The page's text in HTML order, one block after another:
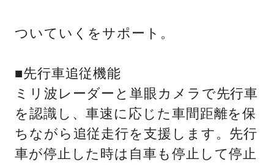
ついていくをサポート。
■先行車追従機能
ミリ波レーダーと単眼カメラで先行車
を認識し、車速に応じた車間距離を保
ちながら追従走行を支援します。先行
車が停止した時は自車も停止して停止